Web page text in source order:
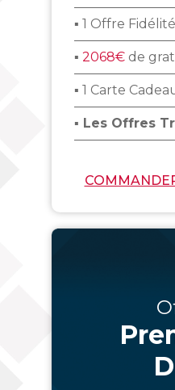
▪ 1 Offre
▪ 2068€ de
▪ 1 Carte
▪ Les Offres